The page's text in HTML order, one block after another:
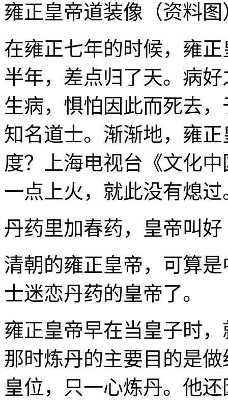
雍正皇帝道装像（资料图
在雍正七年的时候，雍
半年，差点归了天。病
生病，惧怕因此而死去
知名道士。渐渐地，雍
度？上海电视台《文化
一点上火，就此没有熄过
丹药里加春药，皇帝叫好
清朝的雍正皇帝，可算
士迷恋丹药的皇帝了。
雍正皇帝早在当皇子时
那时炼丹的主要目的是
皇位，只一心炼丹。他